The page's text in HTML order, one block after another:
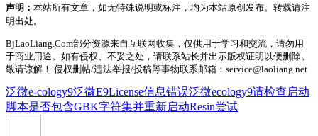
声明： 本站所有文章，如无特殊说明或标注，均为本站原创发布。转载请注
明出处。
BjLaoLiang.Com部分资源来自互联网收集，仅供用于学习和交流，请勿用
于商业用途。如有侵权、不妥之处，请联系站长并出示版权证明以便删除。
敬请谅解！ 侵权删帖/违法举报/投稿等事物联系邮箱：service@laoliang.net
泛微e-cology9泛微E9License信息错误泛微ecology9请检查启动
脚本是否包含GBK字符集并重新启动Resin尝试